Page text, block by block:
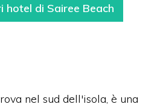
hotel di Sairee Beach
nel sud dell'isola, è una